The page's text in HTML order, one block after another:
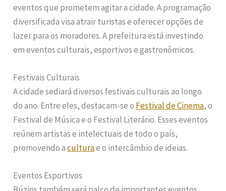
eventos que prometem agitar a cidade. A programação
diversificada visa atrair turistas e oferecer opções de
lazer para os moradores. A prefeitura está investindo
em eventos culturais, esportivos e gastronômicos.
Festivais Culturais
A cidade sediará diversos festivais culturais ao longo
do ano. Entre eles, destacam-se o Festival de Cinema, o
Festival de Música e o Festival Literário. Esses eventos
reúnem artistas e intelectuais de todo o país,
promovendo aculturae o intercâmbio de ideias.
Eventos Esportivos